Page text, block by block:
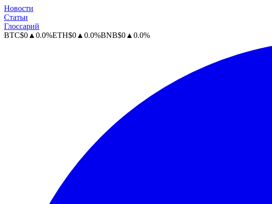
Новости
Статьи
Глоссарий
BTC$0 ▲ 0.0%ETH$0 ▲ 0.0%BNB$0 ▲ 0.0%